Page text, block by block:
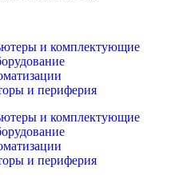
и комплектующие
и периферия
и комплектующие
и периферия